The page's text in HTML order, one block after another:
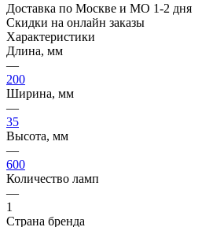
Доставка по Москве и МО 1-2 дня
Скидки на онлайн заказы
Характеристики
Длина, мм
—
200
Ширина, мм
—
35
Высота, мм
—
600
Количество ламп
—
1
Страна бренда